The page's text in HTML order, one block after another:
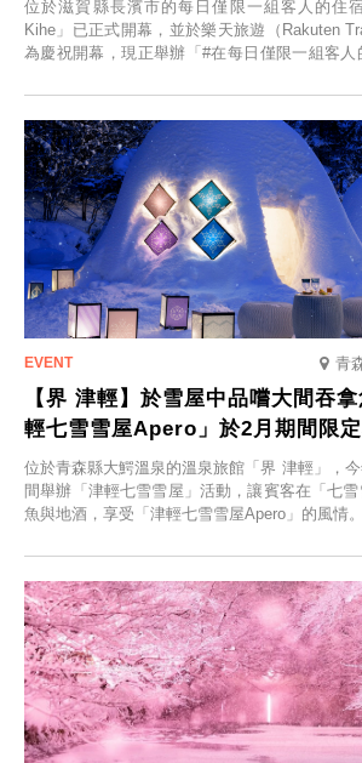
位於滋賀縣長濱市的每日僅限一組客人的住
Kihe」已正式開幕，並於樂天旅遊（Rakuten
為慶祝開幕，現正舉辦「#在每日僅限一組客
人的旅館，您才能在此與重要的人共度獨一無二
青
【界 津輕】於雪屋中品嚐大間吞
輕七雪雪屋Apero」於2月期間限
位於青森縣大鰐溫泉的溫泉旅館「界 津輕」，
間舉辦「津輕七雪雪屋」活動，讓賓客在「七
魚與地酒，享受「津輕七雪雪屋Apero」的風情。